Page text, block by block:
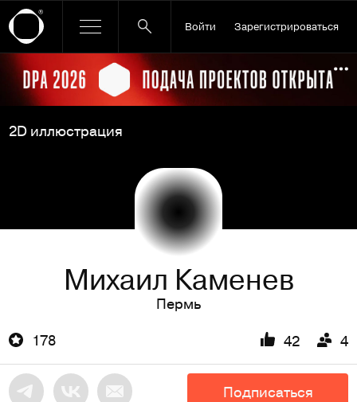
Войти Зарегистрироваться
Ссылка баннера
2D иллюстрация
Михаил Каменев
Пермь
178
42 4
Подписаться